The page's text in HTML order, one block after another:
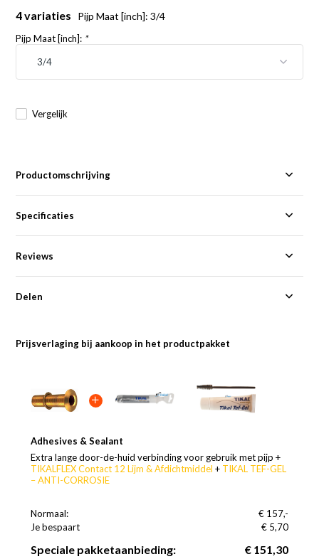
4 variaties Pijp Maat [inch]: 3/4
Pijp Maat [inch]: *
Vergelijk
Prijsverlaging bij aankoop in het productpakket
Adhesives & Sealant
Extra lange door-de-huid verbinding voor gebruik met pijp +
TIKALFLEX Contact 12 Lijm & Afdichtmiddel + TIKAL TEF-GEL
– ANTI-CORROSIE
Normaal:
€ 157,-
Je bespaart
€ 5,70
Speciale pakketaanbieding: € 151,30
Productomschrijving
Specificaties
Reviews
Delen